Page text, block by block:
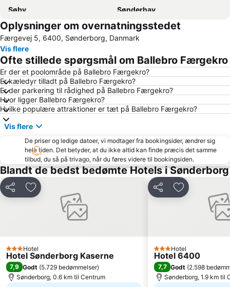
Søby
Sønderhav
Campushalle
Tolk-Schau Amusement Park
Genner
Soenderborg Badestrand
Aabenraa Museum - Sønderjyllands Søfartsmuseum
Vojens Airport
Kelstrup
Vemmingbund Badestrand
Grønninghoved Nord
Strand von Habernis
Binderup
Sandager Næs
Sum Sum
Rømø-Sylt Linie
Yachthafen Wackerballig
Oplysninger om overnatningsstedet
Færgevej 5, 6400, Sønderborg, Danmark
Vis flere
Ofte stillede spørgsmål om Ballebro Færgekro
Er der et poolområde på Ballebro Færgekro?
Er kæledyr tilladt på Ballebro Færgekro?
Er der parkering til rådighed på Ballebro Færgekro?
Hvor ligger Ballebro Færgekro?
Hvilke populære attraktioner er tæt på Ballebro Færgekro?
Vis flere
De priser og ledige datoer, vi modtager fra bookingsider, ændrer sig
hele tiden. Det betyder, at du ikke altid kan finde præcis det samme
tilbud, du så på trivago, når du føres videre til bookingsiden.
Blandt de bedst bedømte Hotels i Sønderborg
Del Føj til favoritter
3 Stjerner
Hotel
Hotel Sønderborg Kaserne
7,9 Godt (5.729 bedømmelser)
Sønderborg, 0.6 km til Centrum
Del Føj til
3 Stjerner
Hotel
Hotel 6400
7,7 Godt (2.598
Sønderborg, 1.9 km til